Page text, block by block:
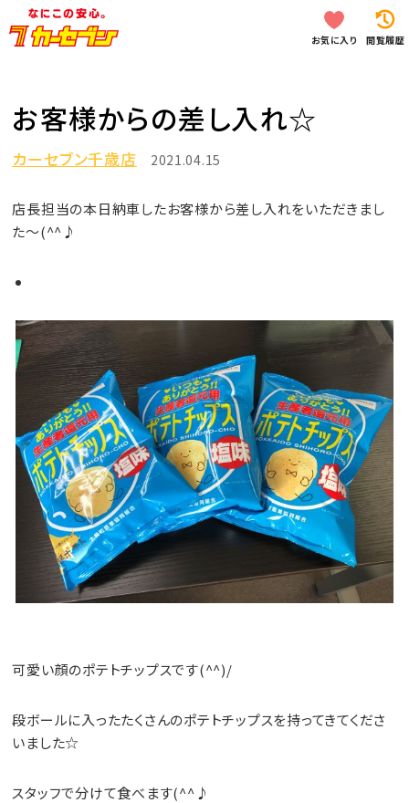
お気に入り 閲覧履歴
お客様からの差し入れ☆
カーセブン千歳店 2021.04.15
店長担当の本日納車したお客様から差し入れをいただきまし
た～(^^♪
可愛い顔のポテトチップスです(^^)/
段ボールに入ったたくさんのポテトチップスを持ってきてくださ
いました☆
スタッフで分けて食べます(^^♪